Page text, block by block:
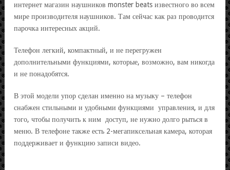
интернет магазин наушников monster beats известного во всем
мире производителя наушников. Там сейчас как раз проводится
парочка интересных акций.
Телефон легкий, компактный, и не перегружен
дополнительными функциями, которые, возможно, вам никогда
и не понадобятся.
В этой модели упор сделан именно на музыку – телефон
снабжен стильными и удобными функциями управления, и для
того, чтобы получить к ним доступ, не нужно долго рыться в
меню. В телефоне также есть 2-мегапиксельная камера, которая
поддерживает и функцию записи видео.